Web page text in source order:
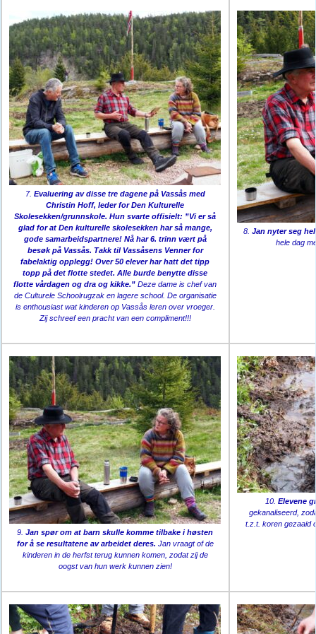
7. Evaluering av disse tre dagene på Vassås med
Christin Hoff, leder for Den Kulturelle
Skolesekken/grunnskole. Hun svarte offisielt: ”Vi er så
glad for at Den kulturelle skolesekken har så mange,
gode samarbeidspartnere! Nå har 6. trinn vært på
besøk på Vassås. Takk til Vassåsens Venner for
fabelaktig opplegg! Over 50 elever har hatt det tipp
topp på det flotte stedet. Alle burde benytte disse
flotte vårdagen og dra og kikke.” Deze dame is chef van
de Culturele Schoolrugzak en lagere school. De organisatie
is enthousiast wat kinderen op Vassås leren over vroeger.
Zij schreef een pracht van een compliment!!!
8. Jan nyter seg
hele dag
9.Jan spør om at barn skulle komme tilbake i høsten
for å se resultatene av arbeidet deres. Jan vraagt of de
kinderen in de herfst terug kunnen komen, zodat zij de
oogst van hun werk kunnen zien!
10.Elevene
gekanaliseerd,
t.z.t. koren gezaaid